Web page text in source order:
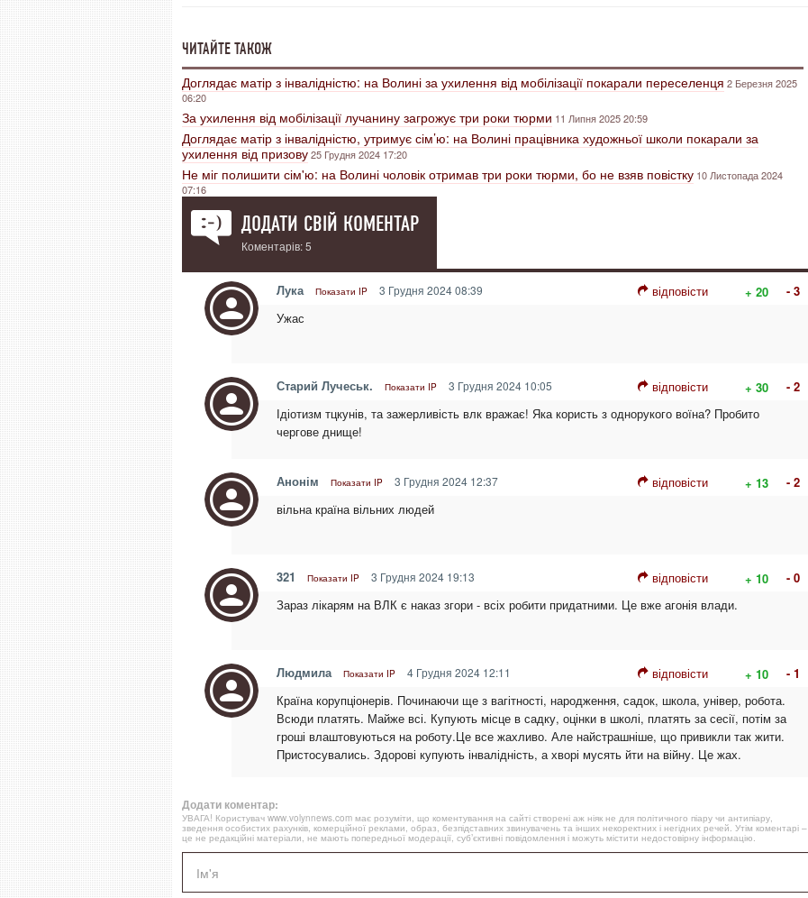
ЧИТАЙТЕ ТАКОЖ
Доглядає матір з інвалідністю: на Волині за ухилення від мобілізації покарали переселенця 2 Березня 2025
06:20
За ухилення від мобілізації лучанину загрожує три роки тюрми 11 Липня 2025 20:59
Доглядає матір з інвалідністю, утримує сім’ю: на Волині працівника художньої школи покарали за
ухилення від призову25 Грудня 2024 17:20
Не міг полишити сім'ю: на Волині чоловік отримав три роки тюрми, бо не взяв повістку 10 Листопада 2024
07:16
ДОДАТИ СВІЙ КОМЕНТАР
Коментарів: 5
Лука Показати IP 3 Грудня 2024 08:39 відповісти + 20
- 3
Ужас
Старий Лучеськ. Показати IP 3 Грудня 2024 10:05 відповісти + 30
- 2
Ідіотизм тцкунів, та зажерливість влк вражає! Яка користь з однорукого воїна? Пробито
чергове днище!
Анонім Показати IP 3 Грудня 2024 12:37 відповісти + 13
- 2
вільна країна вільних людей
321 Показати IP 3 Грудня 2024 19:13 відповісти + 10
- 0
Зараз лікарям на ВЛК є наказ згори - всіх робити придатними. Це вже агонія влади.
Людмила Показати IP 4 Грудня 2024 12:11 відповісти + 10
- 1
Країна корупціонерів. Починаючи ще з вагітності, народження, садок, школа, універ, робота.
Всюди платять. Майже всі. Купують місце в садку, оцінки в школі, платять за сесії, потім за
гроші влаштовуються на роботу.Це все жахливо. Але найстрашніше, що привикли так жити.
Пристосувались. Здорові купують інвалідність, а хворі мусять йти на війну. Це жах.
Додати коментар:
УВАГА! Користувач www.volynnews.com має розуміти, що коментування на сайті створені аж ніяк не для політичного піару чи антипіару,
зведення особистих рахунків, комерційної реклами, образ, безпідставних звинувачень та інших некоректних і негідних речей. Утім коментарі –
це не редакційні матеріали, не мають попередньої модерації, суб’єктивні повідомлення і можуть містити недостовірну інформацію.